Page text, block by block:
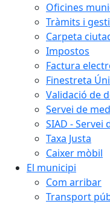
Oficines
Tràmits i
Carpeta
Impostos
Factura
Finestreta
Validació de
Servei de
SIAD -
Taxa Justa
Caixer mòbil
El municipi
Com arribar
Transport